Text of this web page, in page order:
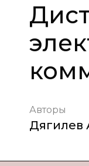
Авторы
Дягилев